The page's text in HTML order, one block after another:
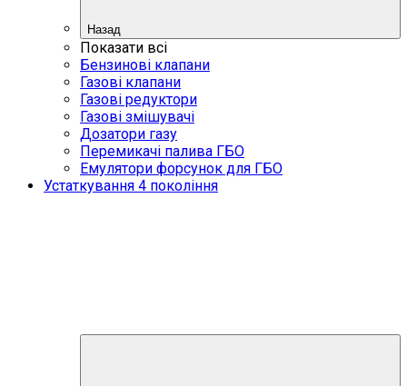
Назад
Показати всі
Бензинові клапани
Газові клапани
Газові редуктори
Газові змішувачі
Дозатори газу
Перемикачі палива ГБО
Емулятори форсунок для ГБО
Устаткування 4 покоління